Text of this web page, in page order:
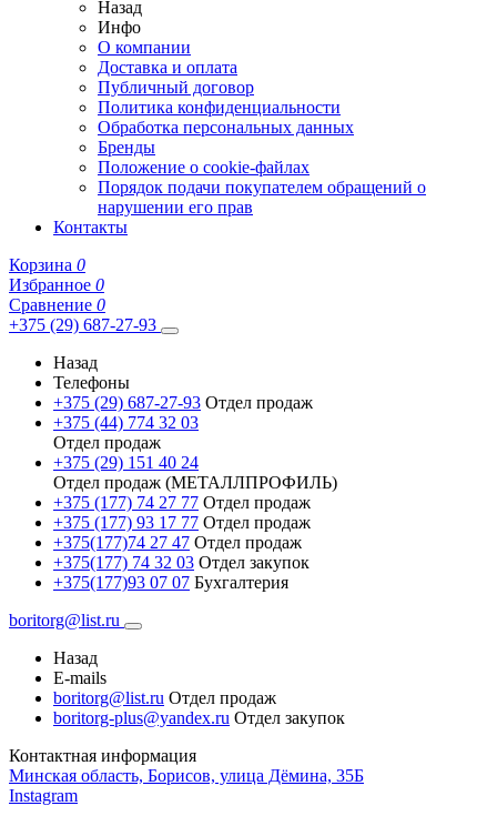
Назад
Инфо
О компании
Доставка и оплата
Публичный договор
Политика конфиденциальности
Обработка персональных данных
Бренды
Положение о cookie-файлах
Порядок подачи покупателем обращений о
нарушении его прав
Контакты
Корзина 0
Избранное 0
Сравнение 0
+375 (29) 687-27-93
Назад
Телефоны
+375 (29) 687-27-93 Отдел продаж
+375 (44) 774 32 03
Отдел продаж
+375 (29) 151 40 24
Отдел продаж (МЕТАЛЛПРОФИЛЬ)
+375 (177) 74 27 77 Отдел продаж
+375 (177) 93 17 77 Отдел продаж
+375(177)74 27 47 Отдел продаж
+375(177) 74 32 03 Отдел закупок
+375(177)93 07 07 Бухгалтерия
boritorg@list.ru
Назад
E-mails
boritorg@list.ru Отдел продаж
boritorg-plus@yandex.ru Отдел закупок
Контактная информация
Минская область, Борисов, улица Дёмина, 35Б
Instagram